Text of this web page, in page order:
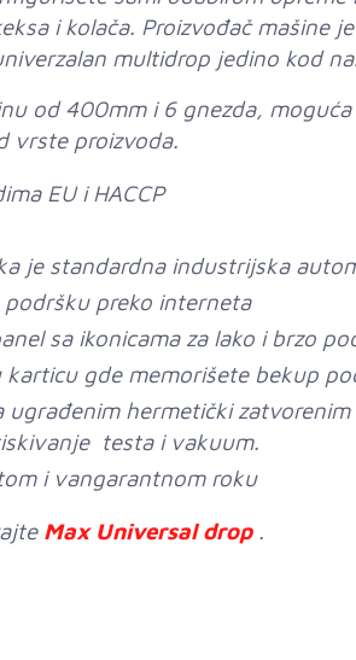
i kolača. Proizvođač mašine
multidrop jedino kod
od 400mm i 6 gnezda,
vrste proizvoda.
EU i HACCP
je standardna industrijska
preko interneta
sa ikonicama za lako i brzo
karticu gde memorišete bekup
ugrađenim hermetički
testa i vakuum.
i vangarantnom roku
Max Universal drop.